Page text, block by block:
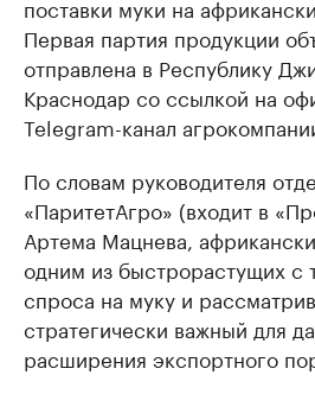
поставки муки на
Первая партия продукции
отправлена в Республику
Краснодар со ссылкой на
Telegram-канал
По словам руководителя
«ПаритетАгро» (входит в
Артема Мацнева,
одним из быстрорастущих с
спроса на муку и
стратегически важный для
расширения экспортного